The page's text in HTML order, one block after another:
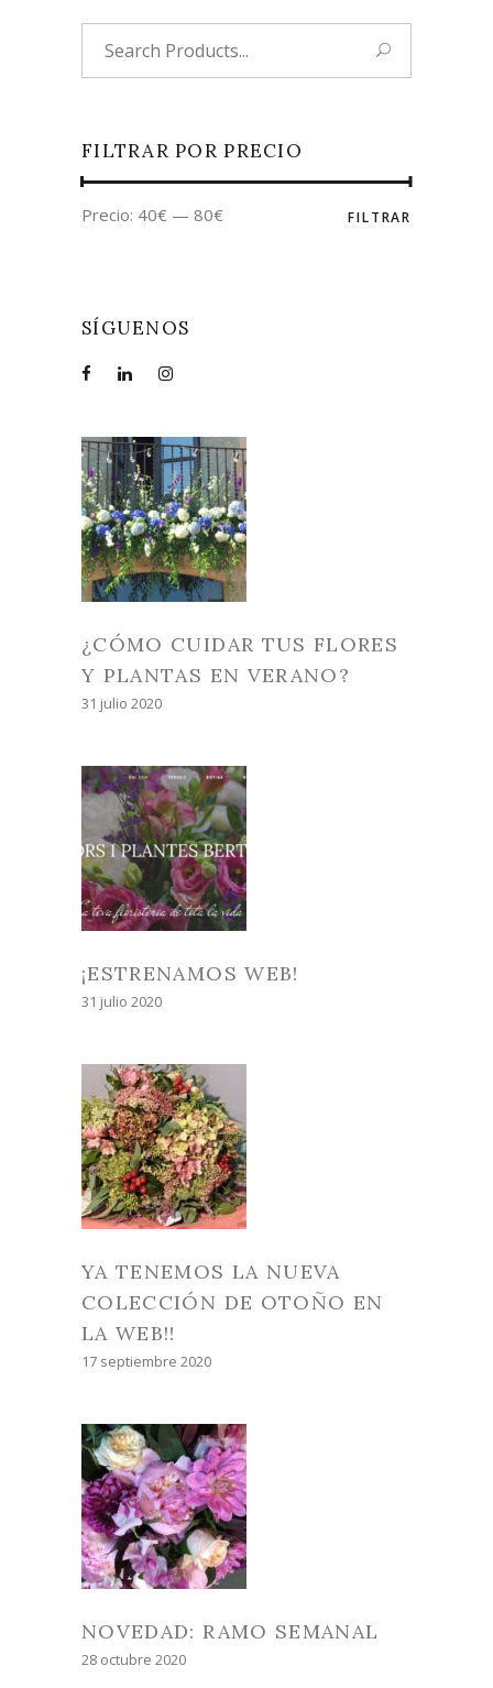
Search
for:
FILTRAR POR PRECIO
FILTRAR
Precio: 40€ — 80€
SÍGUENOS
¿CÓMO CUIDAR TUS FLORES
Y PLANTAS EN VERANO?
31 julio 2020
¡ESTRENAMOS WEB!
31 julio 2020
YA TENEMOS LA NUEVA
COLECCIÓN DE OTOÑO EN
LA WEB!!
17 septiembre 2020
NOVEDAD: RAMO SEMANAL
28 octubre 2020